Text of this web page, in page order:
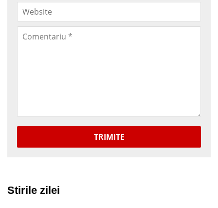
TRIMITE
Stirile zilei